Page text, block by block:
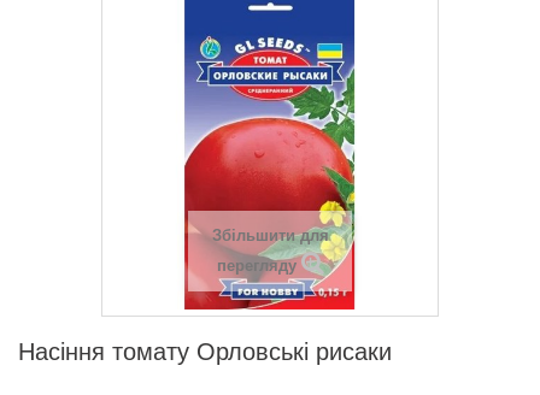
Збільшити для
перегляду
Насіння томату Орловськi рисаки